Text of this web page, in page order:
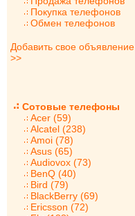
Покупка телефонов
Обмен телефонов
Добавить свое объявление
>>
Сотовые телефоны
Acer (59)
Alcatel (238)
Amoi (78)
Asus (65)
Audiovox (73)
BenQ (40)
Bird (79)
BlackBerry (69)
Ericsson (72)